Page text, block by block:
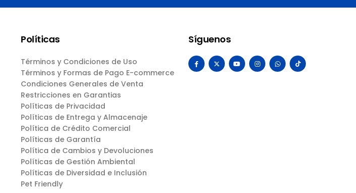
Políticas
Términos y Condiciones de Uso
Términos y Formas de Pago E-commerce
Condiciones Generales de Venta
Restricciones en Garantias
Políticas de Privacidad
Políticas de Entrega y Almacenaje
Política de Crédito Comercial
Políticas de Garantía
Política de Cambios y Devoluciones
Políticas de Gestión Ambiental
Políticas de Diversidad e Inclusión
Pet Friendly
Síguenos